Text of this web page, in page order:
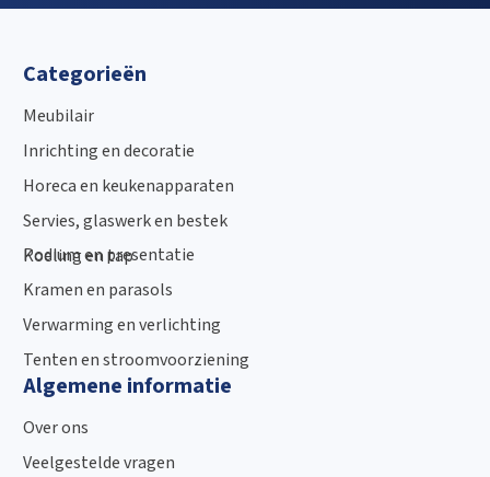
Categorieën
Meubilair
Inrichting en decoratie
Horeca en keukenapparaten
Servies, glaswerk en bestek
Koeling en tap
Podium en presentatie
Kramen en parasols
Verwarming en verlichting
Tenten en stroomvoorziening
Algemene informatie
Over ons
Veelgestelde vragen